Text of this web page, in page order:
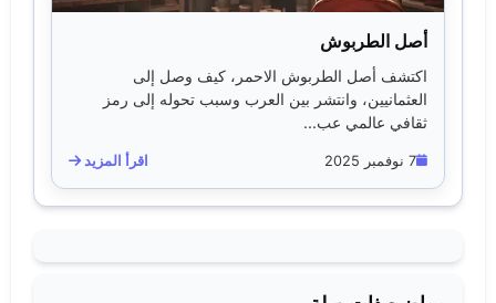
أصل الطربوش
اكتشف أصل الطربوش الاحمر، كيف وصل إلى
العثمانيين، وانتشر بين العرب وسبب تحوله إلى رمز
ثقافي عالمي عب...
7 نوفمبر 2025 اقرأ المزيد